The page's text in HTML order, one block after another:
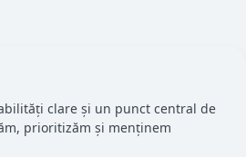
clare și un punct central de
prioritizăm și menținem